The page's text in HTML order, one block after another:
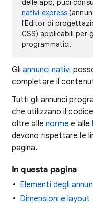
delle app, puoi
nativi express
l'Editor di
CSS) applicabili per
programmatici.
Gliannunci nativi
completare il
Tutti gli annunci
che utilizzano il
oltre alle norme e alle
devono rispettare le
pagina.
In questa pagina
Elementi degli
Dimensioni e layout